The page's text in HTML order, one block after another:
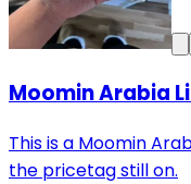
Moomin Arabia
This is a Moomin
the pricetag still on.